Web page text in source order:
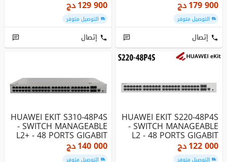
SFP+
179 900دج
التوصيل متوفر
إتصال
129 900دج
التوصيل متوفر
إتصال
HUAWEI EKIT S220-48P4S
- SWITCH MANAGEABLE
L2 - 48 PORTS GIGABIT
POE+ ...
122 000دج
التوصيل متوفر
HUAWEI EKIT S310-48P4S
- SWITCH MANAGEABLE
L2+ - 48 PORTS GIGABIT
POE+...
140 000دج
التوصيل متوفر